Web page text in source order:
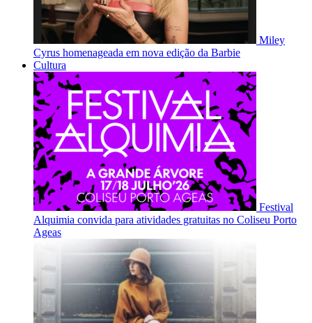
Miley
Cyrus homenageada em nova edição da Barbie
Cultura
Festival
Alquimia convida para atividades gratuitas no Coliseu Porto
Ageas